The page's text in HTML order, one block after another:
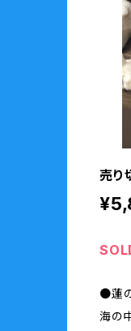
売り
●蓮
海の